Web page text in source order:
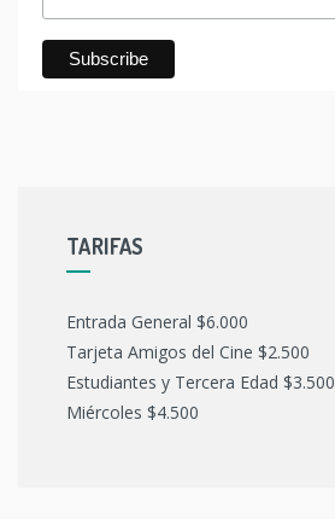
TARIFAS
Entrada General $6.000
Tarjeta Amigos del Cine $2.500
Estudiantes y Tercera Edad $3.500
Miércoles $4.500